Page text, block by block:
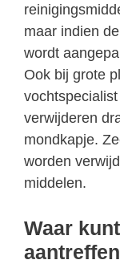
maar indien
wordt
Ook bij grote
verwijderen
mondkapje.
worden
middelen.
Waar